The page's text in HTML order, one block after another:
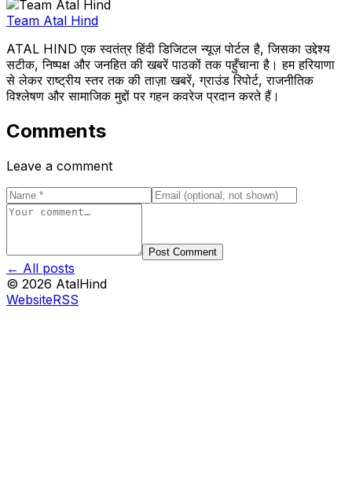
Team Atal Hind
ATAL HIND एक स्वतंत्र हिंदी डिजिटल न्यूज़ पोर्टल है, जिसका उद्देश्य
सटीक, निष्पक्ष और जनहित की खबरें पाठकों तक पहुँचाना है। हम हरियाणा
से लेकर राष्ट्रीय स्तर तक की ताज़ा खबरें, ग्राउंड रिपोर्ट, राजनीतिक
विश्लेषण और सामाजिक मुद्दों पर गहन कवरेज प्रदान करते हैं।
Comments
Leave a comment
Post Comment
← All posts
© 2026 AtalHind
WebsiteRSS